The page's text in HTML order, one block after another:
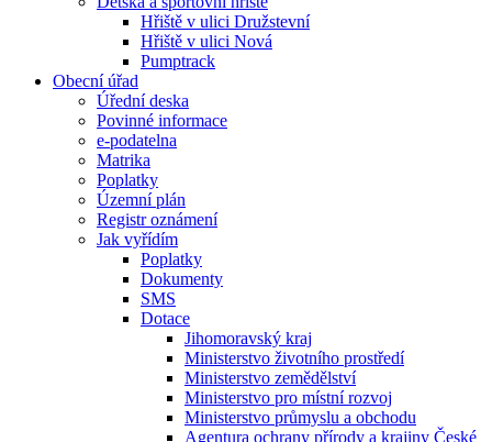
Hřiště v ulici Družstevní
Hřiště v ulici Nová
Pumptrack
Obecní úřad
Úřední deska
Povinné informace
e-podatelna
Matrika
Poplatky
Územní plán
Registr oznámení
Jak vyřídím
Poplatky
Dokumenty
SMS
Dotace
Jihomoravský kraj
Ministerstvo životního prostředí
Ministerstvo zemědělství
Ministerstvo pro místní rozvoj
Ministerstvo průmyslu a obchodu
Agentura ochrany přírody a krajiny České